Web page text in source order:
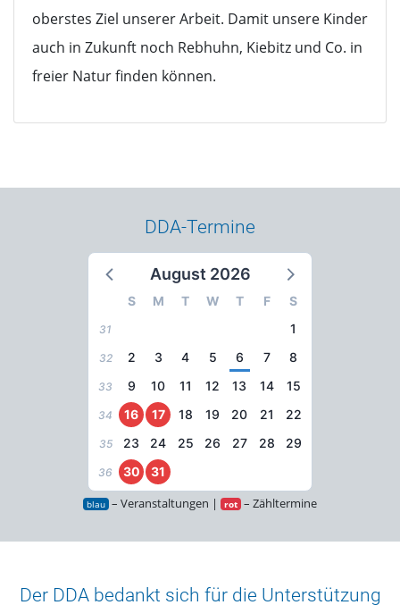
oberstes Ziel unserer Arbeit. Damit unsere Kinder
auch in Zukunft noch Rebhuhn, Kiebitz und Co. in
freier Natur finden können.
DDA-Termine
August 2026
S M T W T F S
31 1
32 2 3 4 5 6 7 8
33 9 10 11 12 13 14 15
34 16 17 18 19 20 21 22
35 23 24 25 26 27 28 29
36 30 31
blau – Veranstaltungen | rot – Zähltermine
Der DDA bedankt sich für die Unterstützung